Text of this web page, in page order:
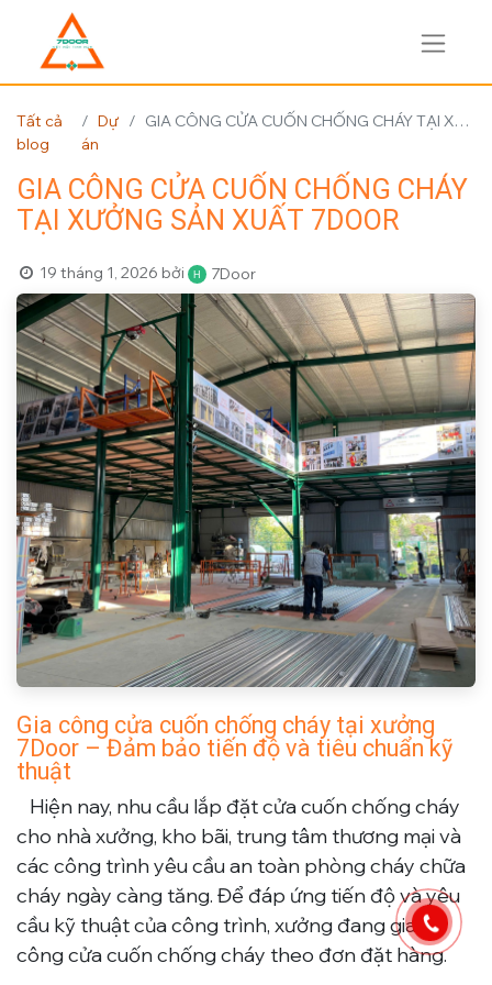
Tất cả
blog
Dự
án
GIA CÔNG CỬA CUỐN CHỐNG CHÁY TẠI XƯỞNG SẢN XUẤT 7DOOR
GIA CÔNG CỬA CUỐN CHỐNG CHÁY
TẠI XƯỞNG SẢN XUẤT 7DOOR
19 tháng 1, 2026 bởi 7Door
Gia công cửa cuốn chống cháy tại xưởng
7Door – Đảm bảo tiến độ và tiêu chuẩn kỹ
thuật
​Hiện nay, nhu cầu lắp đặtcửa cuốn chống cháy
cho nhà xưởng, kho bãi, trung tâm thương mại và
các công trình yêu cầu an toàn phòng cháy chữa
cháy ngày càng tăng. Để đáp ứng tiến độ và yêu
cầu kỹ thuật của công trình, xưởng đanggia
công cửa cuốn chống cháy theo đơn đặt hàng.